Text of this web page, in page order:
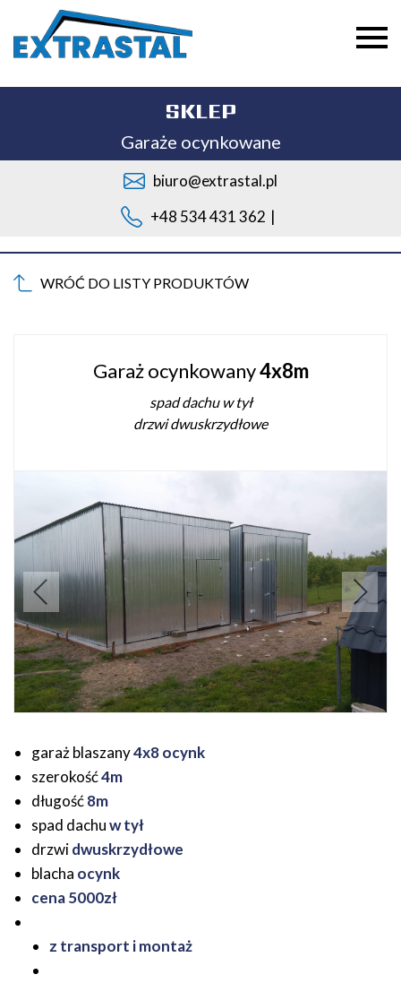
SKLEP
Garaże ocynkowane
biuro@extrastal.pl
+48 534 431 362 |
WRÓĆ DO LISTY PRODUKTÓW
Garaż ocynkowany4x8m
spad dachu w tył
drzwi dwuskrzydłowe
garaż blaszany4x8 ocynk
szerokość4m
długość8m
spad dachuw tył
drzwidwuskrzydłowe
blacha ocynk
cena 5000zł
z transport i montaż